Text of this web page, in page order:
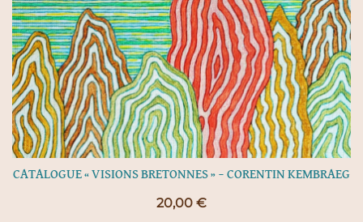
CATALOGUE « VISIONS BRETONNES » – CORENTIN KEMBRAEG
20,00 €